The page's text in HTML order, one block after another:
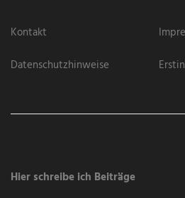
Kontakt
Datenschutzhinweise
Hier schreibe ich Beiträge